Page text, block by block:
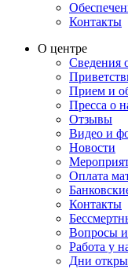
Контакты
О центре
Сведения
Прием и
Пресса о
Отзывы
Видео и
Новости
Оплата
Контакты
Вопросы
Работа у
Дни